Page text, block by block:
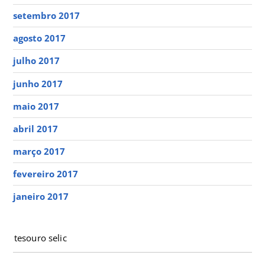
setembro 2017
agosto 2017
julho 2017
junho 2017
maio 2017
abril 2017
março 2017
fevereiro 2017
janeiro 2017
PESQUISAR